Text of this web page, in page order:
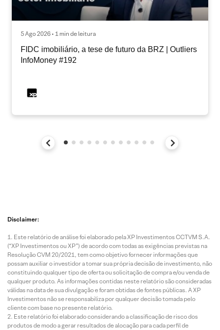
5 Ago 2026 • 1 min de leitura
FIDC imobiliário, a tese de futuro da BRZ | Outliers
InfoMoney #192
Disclaimer:
Este relatório de análise foi elaborado pela XP Investimentos CCTVM S.A.
(“XP Investimentos ou XP”) de acordo com todas as exigências previstas na
Resolução CVM 20/2021, tem como objetivo fornecer informações que
possam auxiliar o investidor a tomar sua própria decisão de investimento, não
constituindo qualquer tipo de oferta ou solicitação de compra e/ou venda de
qualquer produto. As informações contidas neste relatório são consideradas
válidas na data de sua divulgação e foram obtidas de fontes públicas. A XP
Investimentos não se responsabiliza por qualquer decisão tomada pelo
cliente com base no presente relatório.
Este relatório foi elaborado considerando a classificação de risco dos
produtos de modo a gerar resultados de alocação para cada perfil de